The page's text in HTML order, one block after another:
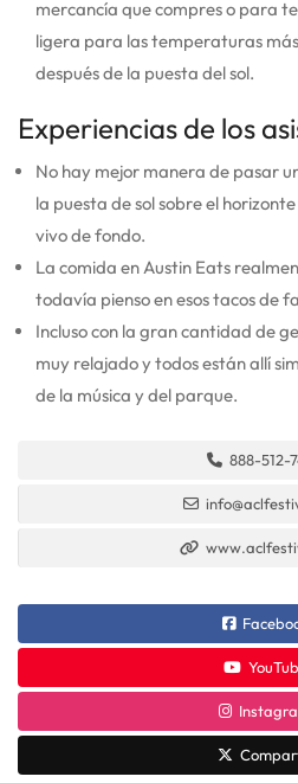
mercancía que compres o para
ligera para las temperaturas
después de la puesta del sol.
Experiencias de los
No hay mejor manera de pasar
la puesta de sol sobre el
vivo de fondo.
La comida en Austin Eats
todavía pienso en esos tacos de
Incluso con la gran cantidad de
muy relajado y todos están allí
de la música y del parque.
888-512-